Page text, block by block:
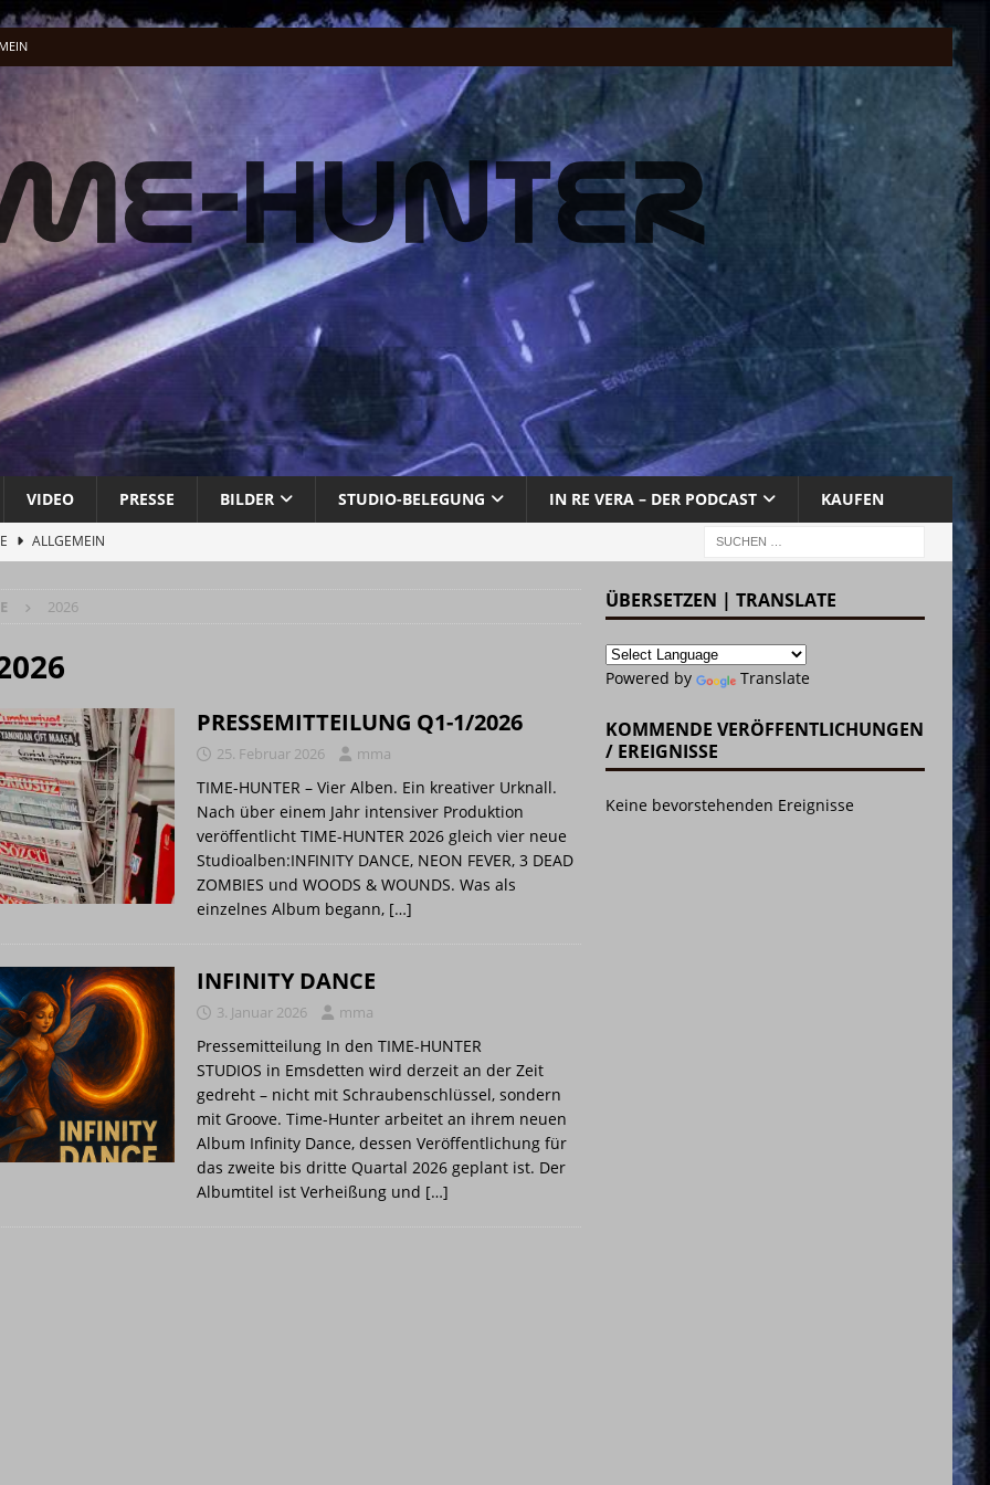
Dschungel ALLGEMEIN
…
Vocals BAND
ALLG. INFO
ALLG. INFO
ALLG. INFO
und Musenklänge: Eine Odyssee der Übertreibungen“ ALLGEMEIN
Musik wird PRESSE
Musik wird PRESSE
STUDIOVIDEO PRESSE BILDER STUDIO-BELEGUNG IN RE VERA – DER PODCAST KAUFEN
ALLGEMEIN
…
Backing Vocals
wurde eröffnet
ALLG. INFO
ALLG. INFO
gestartet
ALLG. INFO
BAND
„Göttergrüße und Musenklänge: Eine Odyssee der Übertreibungen“
aus reiner Energie Musik wird
PRESSE
STUDIO
STUDIO
Q1-1/2026 ALBUM
2026
PRESSEMITTEILUNG Q1-1/2026
25. Februar 2026 mma
TIME-HUNTER – Vier Alben. Ein kreativer Urknall.
Nach über einem Jahr intensiver Produktion
veröffentlicht TIME-HUNTER 2026 gleich vier neue
Studioalben:INFINITY DANCE, NEON FEVER, 3 DEAD
ZOMBIES und WOODS & WOUNDS. Was als
einzelnes Album begann, […]
INFINITY DANCE
3. Januar 2026 mma
Pressemitteilung In den TIME-HUNTER
STUDIOS in Emsdetten wird derzeit an der Zeit
gedreht – nicht mit Schraubenschlüssel, sondern
mit Groove. Time-Hunter arbeitet an ihrem neuen
Album Infinity Dance, dessen Veröffentlichung für
das zweite bis dritte Quartal 2026 geplant ist. Der
Albumtitel ist Verheißung und […]
ÜBERSETZEN | TRANSLATE
Powered by Translate
KOMMENDE VERÖFFENTLICHUNGEN
/ EREIGNISSE
Keine bevorstehenden Ereignisse